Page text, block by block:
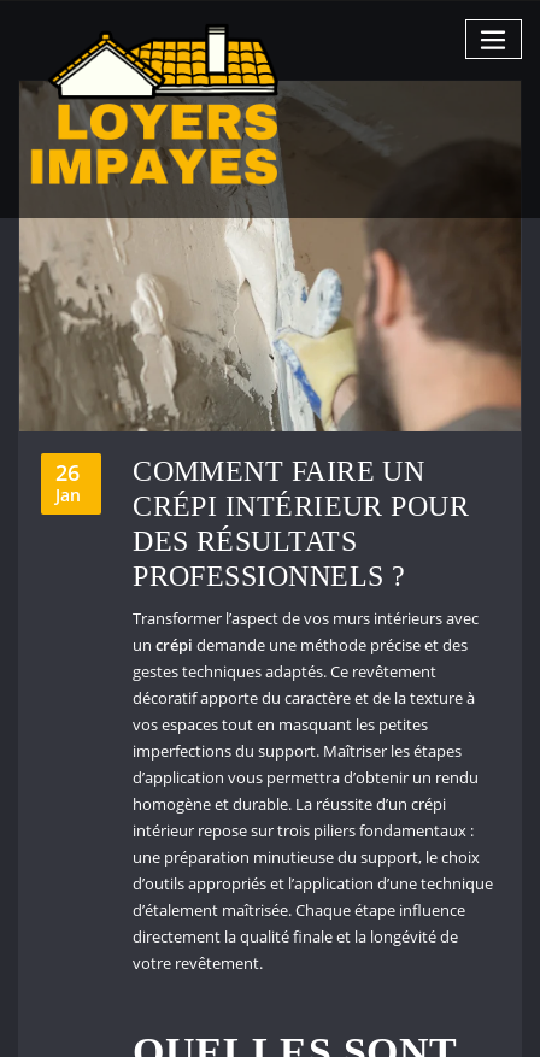
26
Jan
COMMENT FAIRE UN
CRÉPI INTÉRIEUR POUR
DES RÉSULTATS
PROFESSIONNELS ?
Transformer l’aspect de vos murs intérieurs avec
uncrépi demande une méthode précise et des
gestes techniques adaptés. Ce revêtement
décoratif apporte du caractère et de la texture à
vos espaces tout en masquant les petites
imperfections du support. Maîtriser les étapes
d’application vous permettra d’obtenir un rendu
homogène et durable. La réussite d’un crépi
intérieur repose sur trois piliers fondamentaux :
une préparation minutieuse du support, le choix
d’outils appropriés et l’application d’une technique
d’étalement maîtrisée. Chaque étape influence
directement la qualité finale et la longévité de
votre revêtement.